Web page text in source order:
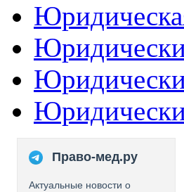
Право-мед.ру
Актуальные новости о